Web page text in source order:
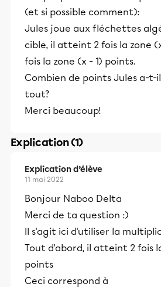
(et si possible comment):
Jules joue aux fléchettes
cible, il atteint 2 fois la zone
fois la zone (x - 1) points.
Combien de points Jules a-t-
tout?
Merci beaucoup!
Explication (1)
Explication d’élève
11 mai 2022
Bonjour Naboo Delta
Merci de ta question :)
Il s'agit ici d'utiliser la
Tout d'abord, il atteint 2 fois
points
Ceci correspond à